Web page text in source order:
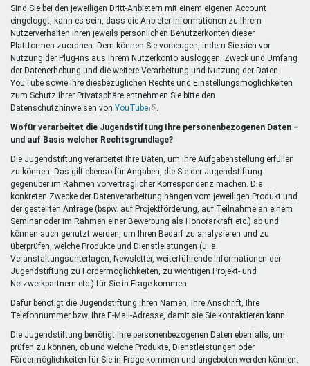
Sind Sie bei den jeweiligen Dritt-Anbietern mit einem eigenen Account
eingeloggt, kann es sein, dass die Anbieter Informationen zu Ihrem
Nutzerverhalten Ihren jeweils persönlichen Benutzerkonten dieser
Plattformen zuordnen. Dem können Sie vorbeugen, indem Sie sich vor
Nutzung der Plug-ins aus Ihrem Nutzerkonto ausloggen. Zweck und Umfang
der Datenerhebung und die weitere Verarbeitung und Nutzung der Daten
YouTube sowie Ihre diesbezüglichen Rechte und Einstellungsmöglichkeiten
zum Schutz Ihrer Privatsphäre entnehmen Sie bitte den
Datenschutzhinweisen von YouTube(Link
extern)
Wofür verarbeitet die Jugendstiftung Ihre personenbezogenen Daten –
und auf Basis welcher Rechtsgrundlage?
Die Jugendstiftung verarbeitet Ihre Daten, um ihre Aufgabenstellung erfüllen
zu können. Das gilt ebenso für Angaben, die Sie der Jugendstiftung
gegenüber im Rahmen vorvertraglicher Korrespondenz machen. Die
konkreten Zwecke der Datenverarbeitung hängen vom jeweiligen Produkt und
der gestellten Anfrage (bspw. auf Projektförderung, auf Teilnahme an einem
Seminar oder im Rahmen einer Bewerbung als Honorarkraft etc.) ab und
können auch genutzt werden, um Ihren Bedarf zu analysieren und zu
überprüfen, welche Produkte und Dienstleistungen (u. a.
Veranstaltungsunterlagen, Newsletter, weiterführende Informationen der
Jugendstiftung zu Fördermöglichkeiten, zu wichtigen Projekt- und
Netzwerkpartnern etc.) für Sie in Frage kommen.
Dafür benötigt die Jugendstiftung Ihren Namen, Ihre Anschrift, Ihre
Telefonnummer bzw. Ihre E-Mail-Adresse, damit sie Sie kontaktieren kann.
Die Jugendstiftung benötigt Ihre personenbezogenen Daten ebenfalls, um
prüfen zu können, ob und welche Produkte, Dienstleistungen oder
Fördermöglichkeiten für Sie in Frage kommen und angeboten werden können.